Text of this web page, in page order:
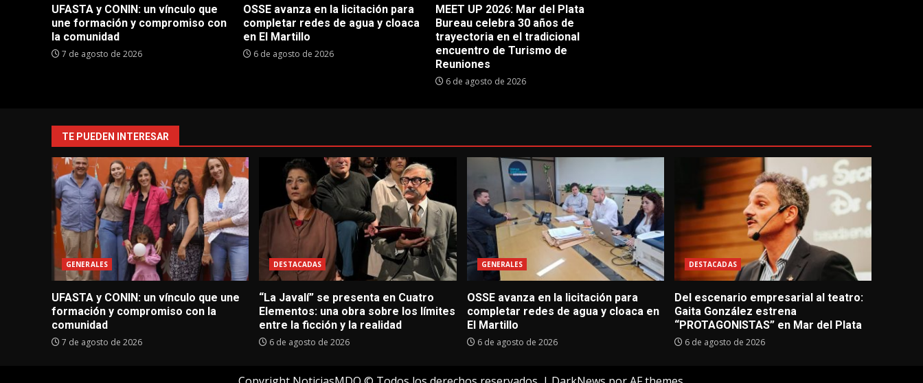
UFASTA y CONIN: un vínculo que
une formación y compromiso con
la comunidad
7 de agosto de 2026
OSSE avanza en la licitación para
completar redes de agua y cloaca
en El Martillo
6 de agosto de 2026
MEET UP 2026: Mar del Plata
Bureau celebra 30 años de
trayectoria en el tradicional
encuentro de Turismo de
Reuniones
6 de agosto de 2026
TE PUEDEN INTERESAR
GENERALES
UFASTA y CONIN: un vínculo que une
formación y compromiso con la
comunidad
7 de agosto de 2026
DESTACADAS
“La Javalí” se presenta en Cuatro
Elementos: una obra sobre los límites
entre la ficción y la realidad
6 de agosto de 2026
GENERALES
OSSE avanza en la licitación para
completar redes de agua y cloaca en
El Martillo
6 de agosto de 2026
DESTACADAS
Del escenario empresarial al teatro:
Gaita González estrena
“PROTAGONISTAS” en Mar del Plata
6 de agosto de 2026